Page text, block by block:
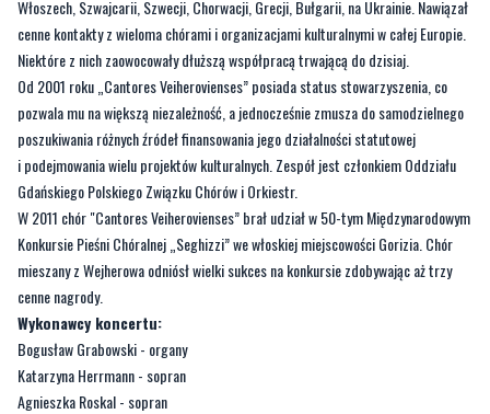
Włoszech, Szwajcarii, Szwecji, Chorwacji, Grecji, Bułgarii, na Ukrainie. Nawiązał
cenne kontakty z wieloma chórami i organizacjami kulturalnymi w całej Europie.
Niektóre z nich zaowocowały dłuższą współpracą trwającą do dzisiaj.
Od 2001 roku „Cantores Veiherovienses” posiada status stowarzyszenia, co
pozwala mu na większą niezależność, a jednocześnie zmusza do samodzielnego
poszukiwania różnych źródeł finansowania jego działalności statutowej
i podejmowania wielu projektów kulturalnych. Zespół jest członkiem Oddziału
Gdańskiego Polskiego Związku Chórów i Orkiestr.
W 2011 chór "Cantores Veiherovienses” brał udział w 50-tym Międzynarodowym
Konkursie Pieśni Chóralnej „Seghizzi” we włoskiej miejscowości Gorizia. Chór
mieszany z Wejherowa odniósł wielki sukces na konkursie zdobywając aż trzy
cenne nagrody.
Wykonawcy koncertu:
Bogusław Grabowski - organy
Katarzyna Herrmann - sopran
Agnieszka Roskal - sopran